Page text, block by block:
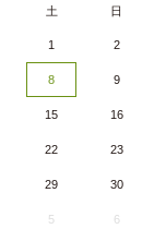
土 日
1 2
8 9
15 16
22 23
29 30
5 6